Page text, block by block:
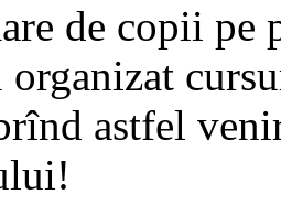
de copii pe
astfel